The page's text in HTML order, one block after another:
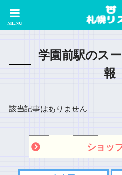
学園前駅のス
報
該当記事はありません
ショッ